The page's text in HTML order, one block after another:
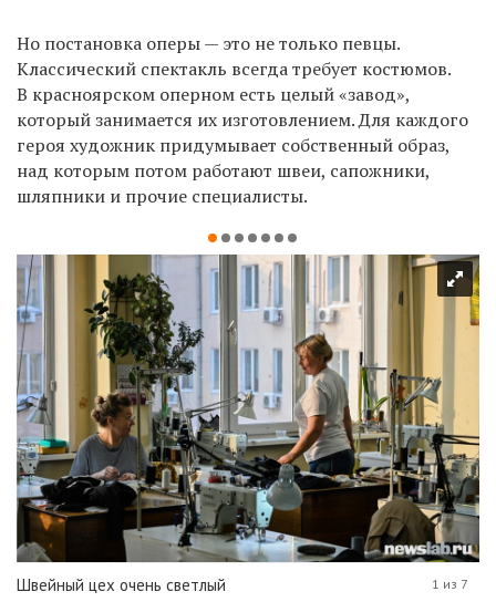
Но постановка оперы— это не только певцы.
Классический спектакль всегда требует костюмов.
В красноярском оперном есть целый«завод»,
который занимается их изготовлением. Для каждого
героя художник придумывает собственный образ,
над которым потом работают швеи, сапожники,
шляпники и прочие специалисты.
Швейный цех очень светлый 1 из 7